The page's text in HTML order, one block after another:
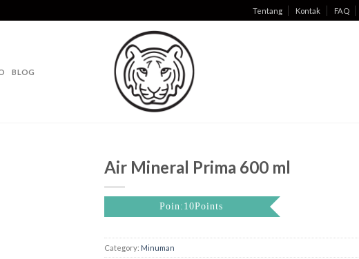
Tentang Kontak FAQ
BLOG
Air Mineral Prima 600 ml
Poin:10Points
Category: Minuman